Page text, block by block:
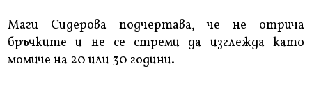
Маги Сидерова подчертава, че не отрича
бръчките и не се стреми да изглежда като
момиче на 20 или 30 години.